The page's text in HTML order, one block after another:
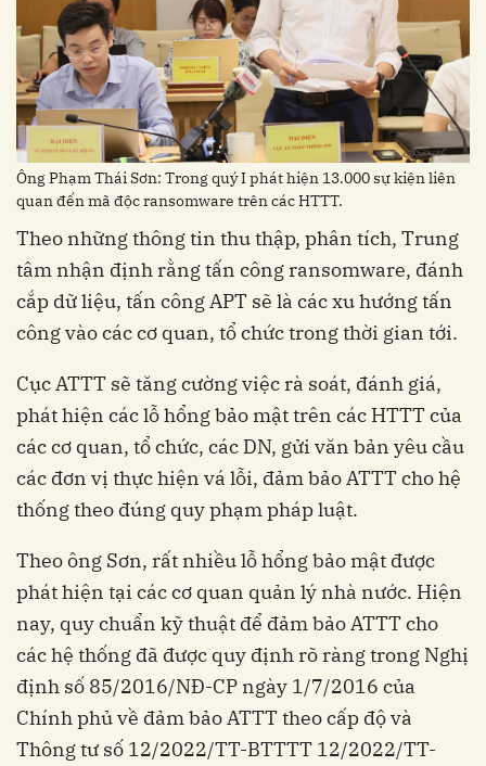
Ông Phạm Thái Sơn: Trong quý I phát hiện 13.000 sự kiện liên
quan đến mã độc ransomware trên các HTTT.
Theo những thông tin thu thập, phân tích, Trung
tâm nhận định rằng tấn công ransomware, đánh
cắp dữ liệu, tấn công APT sẽ là các xu hướng tấn
công vào các cơ quan, tổ chức trong thời gian tới.
Cục ATTT sẽ tăng cường việc rà soát, đánh giá,
phát hiện các lỗ hổng bảo mật trên các HTTT của
các cơ quan, tổ chức, các DN, gửi văn bản yêu cầu
các đơn vị thực hiện vá lỗi, đảm bảo ATTT cho hệ
thống theo đúng quy phạm pháp luật.
Theo ông Sơn, rất nhiều lỗ hổng bảo mật được
phát hiện tại các cơ quan quản lý nhà nước. Hiện
nay, quy chuẩn kỹ thuật để đảm bảo ATTT cho
các hệ thống đã được quy định rõ ràng trong Nghị
định số 85/2016/NĐ-CP ngày 1/7/2016 của
Chính phủ về đảm bảo ATTT theo cấp độ và
Thông tư số 12/2022/TT-BTTTT 12/2022/TT-